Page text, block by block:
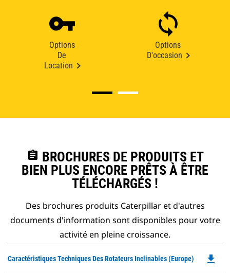
Options
De
Location
Options
D'occasion
assignment BROCHURES DE PRODUITS ET
BIEN PLUS ENCORE PRÊTS À ÊTRE
TÉLÉCHARGÉS !
Des brochures produits Caterpillar et d'autres
documents d'information sont disponibles pour votre
activité en pleine croissance.
Caractéristiques Techniques Des Rotateurs Inclinables (Europe) file_download